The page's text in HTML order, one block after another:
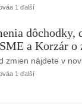
a 1 ďalší
a Korzár o
zmien nájdete v
a 1 ďalší